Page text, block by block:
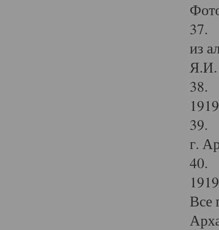
37.
из
Я.И.
38.
39.
г.
40.
Все